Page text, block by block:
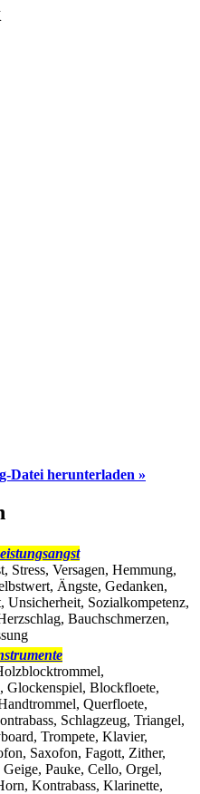
Datei herunterladen »
Stress, Versagen, Hemmung,
Ängste, Gedanken,
Unsicherheit, Sozialkompetenz,
Bauchschmerzen,
Glockenspiel, Blockfloete,
Querfloete,
Schlagzeug, Triangel,
Trompete, Klavier,
Saxofon, Fagott, Zither,
Geige, Pauke, Cello, Orgel,
Kontrabass, Klarinette,